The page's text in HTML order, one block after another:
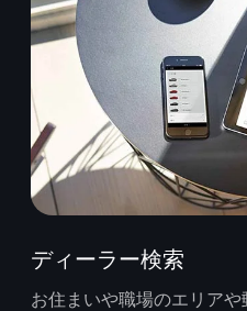
ディーラー検索
お住まいや職場のエリア